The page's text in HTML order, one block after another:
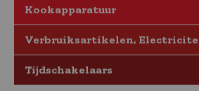
Kookapparatuur
Verbruiksartikelen,
Tijdschakelaars